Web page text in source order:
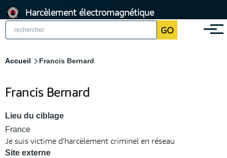
Aller
au
contenu
GO
Harcèlement électromagnétique
Menu
Fil
Accueil Francis Bernard
Francis Bernard
Lieu du ciblage
France
Je suis victime d'harcèlement criminel en réseau
Site externe